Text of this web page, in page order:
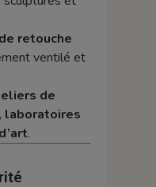
retouche
ventilé et
de
, laboratoires
.